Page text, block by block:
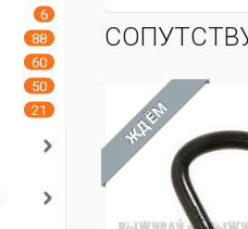
ЖДЁМ
6
88
60
50
21